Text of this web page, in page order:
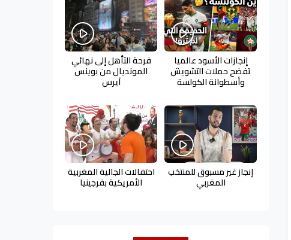
إنجازات الأسود عالميا
تفضح حملات التشويش
وأسطوانة الكولسة
فرحة التأهل إلى نهائي
المونديال من بوينس
آيرس
إنجاز غير مسبوق للمنتخب
المغربي
احتفالات الجالية المغربية
الأمريكية بفرجينيا